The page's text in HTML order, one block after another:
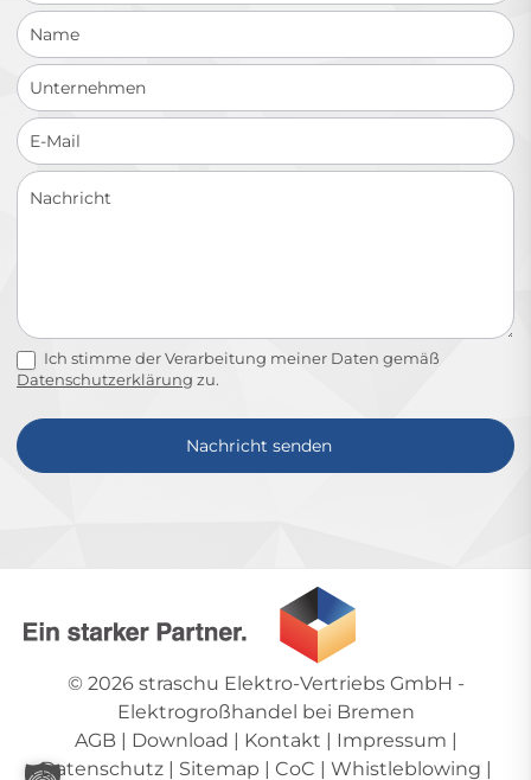
Ich stimme der Verarbeitung meiner Daten gemäß
Datenschutzerklärung zu.
Nachricht senden
© 2026 straschu Elektro-Vertriebs GmbH -
Elektrogroßhandel bei Bremen
AGB | Download | Kontakt | Impressum |
Datenschutz| Sitemap | CoC | Whistleblowing |